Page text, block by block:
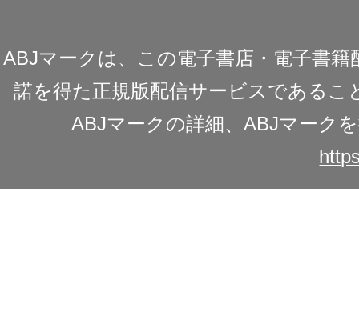
ABJマークは、この電子書店・電子書
諾を得た正規版配信サービスであるこ
ABJマークの詳細、ABJマーク